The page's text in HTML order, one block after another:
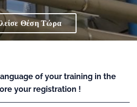
Θέση Τώρα
of your training in the
your registration !